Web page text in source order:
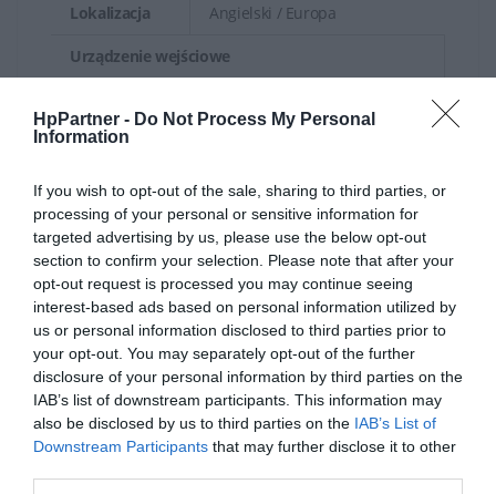
HpPartner - Do Not Process My Personal
Information
If you wish to opt-out of the sale, sharing to third parties, or
processing of your personal or sensitive information for
targeted advertising by us, please use the below opt-out
section to confirm your selection. Please note that after your
opt-out request is processed you may continue seeing
interest-based ads based on personal information utilized by
us or personal information disclosed to third parties prior to
your opt-out. You may separately opt-out of the further
disclosure of your personal information by third parties on the
IAB’s list of downstream participants. This information may
also be disclosed by us to third parties on the IAB’s List of
Downstream Participants that may further disclose it to other
Lokalizacja Angielski / Europa
Urządzenie wejściowe
podłączenia
Bezprzewodowa
Maksymalna
odległość
działania
Do 10 m
Technologia
wykrywania
ruchu
Optyczna
Ilość
przycisków
3
Zakres ruchu 1600 dpi